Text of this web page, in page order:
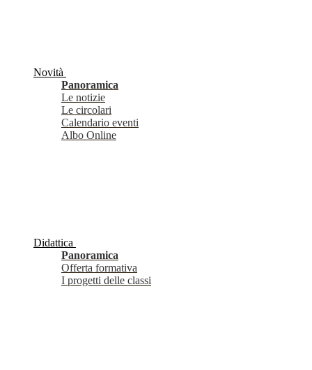
Novità
Panoramica
Le notizie
Le circolari
Calendario eventi
Albo Online
Didattica
Panoramica
Offerta formativa
I progetti delle classi